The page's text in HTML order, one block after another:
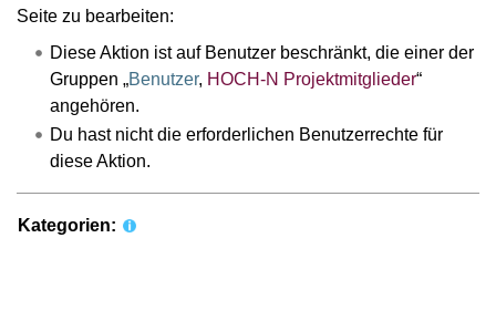
Seite zu bearbeiten:
Diese Aktion ist auf Benutzer beschränkt, die einer der
Gruppen „Benutzer, HOCH-N Projektmitglieder“
angehören.
Du hast nicht die erforderlichen Benutzerrechte für
diese Aktion.
Kategorien: